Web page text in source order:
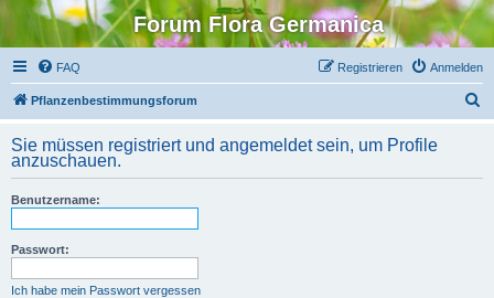
Forum Flora Germanica
FAQ Anmelden
Registrieren
Pflanzenbestimmungsforum
h
Sie müssen registriert und angemeldet sein, um Profile
anzuschauen.
Benutzername:
Passwort:
Ich habe mein Passwort vergessen